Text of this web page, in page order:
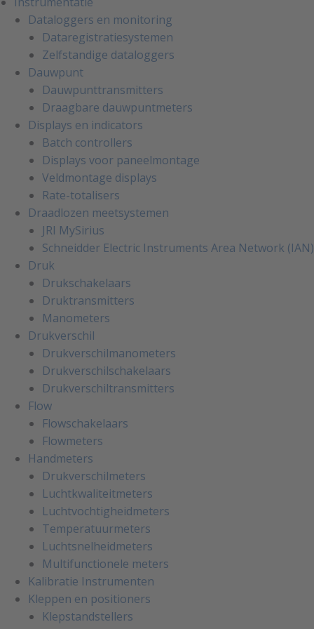
Dataloggers en monitoring
Dataregistratiesystemen
Zelfstandige dataloggers
Dauwpunt
Dauwpunttransmitters
Draagbare dauwpuntmeters
Displays en indicators
Batch controllers
Displays voor paneelmontage
Veldmontage displays
Rate-totalisers
Draadlozen meetsystemen
JRI MySirius
Schneidder Electric Instruments Area Network (IAN)
Druk
Drukschakelaars
Druktransmitters
Manometers
Drukverschil
Drukverschilmanometers
Drukverschilschakelaars
Drukverschiltransmitters
Flow
Flowschakelaars
Flowmeters
Handmeters
Drukverschilmeters
Luchtkwaliteitmeters
Luchtvochtigheidmeters
Temperatuurmeters
Luchtsnelheidmeters
Multifunctionele meters
Kalibratie Instrumenten
Kleppen en positioners
Klepstandstellers